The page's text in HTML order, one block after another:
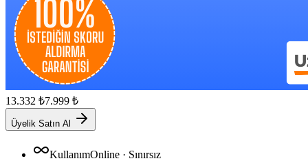
13.332 ₺7.999 ₺
Üyelik Satın Al
KullanımOnline · Sınırsız